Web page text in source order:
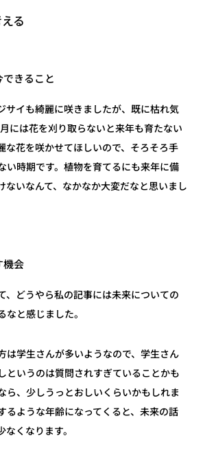
る
きること
サイも綺麗に咲きましたが、既に枯れ気
には花を刈り取らないと来年も育たない
な花を咲かせてほしいので、そろそろ手
い時期です。植物を育てるにも来年に備
ないなんて、なかなか大変だなと思いまし
機会
、どうやら私の記事には未来についての
と感じました。
は学生さんが多いようなので、学生さん
というのは質問されすぎていることかも
ら、少しうっとおしいくらいかもしれま
るような年齢になってくると、未来の話
くなります。